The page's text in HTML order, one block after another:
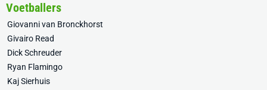
Voetballers
Giovanni van Bronckhorst
Givairo Read
Dick Schreuder
Ryan Flamingo
Kaj Sierhuis